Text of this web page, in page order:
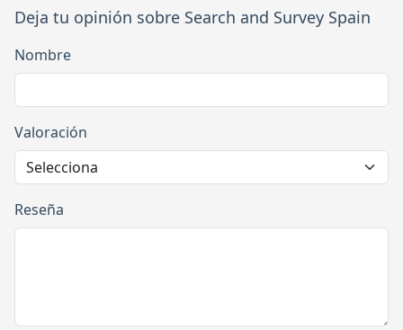
Deja tu opinión sobre Search and Survey Spain
Nombre
Valoración
Reseña